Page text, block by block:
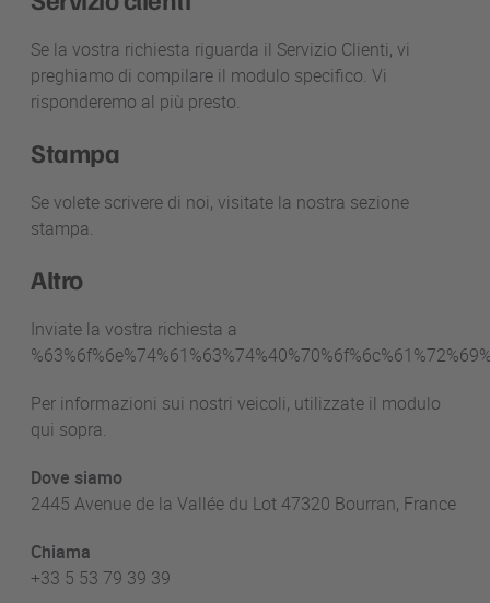
Se la vostra richiesta riguarda il Servizio Clienti, vi
preghiamo di compilare il modulo specifico. Vi
risponderemo al più presto.
Stampa
Se volete scrivere di noi, visitate la nostra sezione
stampa.
Altro
Inviate la vostra richiesta a
Per informazioni sui nostri veicoli, utilizzate il modulo
qui sopra.
Dove siamo
2445 Avenue de la Vallée du Lot 47320 Bourran, France
Chiama
+33 5 53 79 39 39